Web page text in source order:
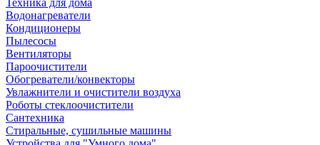
Техника для дома
Водонагреватели
Кондиционеры
Пылесосы
Вентиляторы
Пароочистители
Обогреватели/конвекторы
Увлажнители и очистители воздуха
Роботы стеклоочистители
Сантехника
Стиральные, сушильные машины